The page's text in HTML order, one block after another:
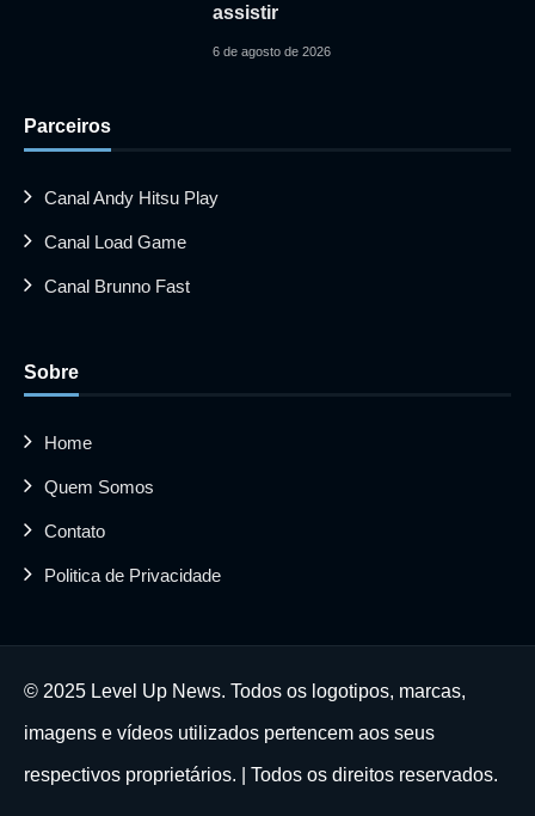
assistir
6 de agosto de 2026
Parceiros
Canal Andy Hitsu Play
Canal Load Game
Canal Brunno Fast
Sobre
Home
Quem Somos
Contato
Politica de Privacidade
© 2025 Level Up News. Todos os logotipos, marcas,
imagens e vídeos utilizados pertencem aos seus
respectivos proprietários. | Todos os direitos reservados.